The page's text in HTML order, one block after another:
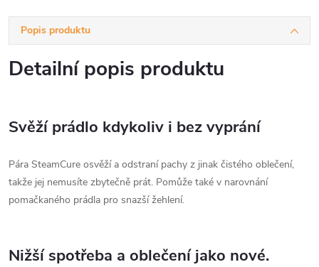
Popis produktu
Detailní popis produktu
Svěží prádlo kdykoliv i bez vyprání
Pára SteamCure osvěží a odstraní pachy z jinak čistého oblečení,
takže jej nemusíte zbytečně prát. Pomůže také v narovnání
pomačkaného prádla pro snazší žehlení.
Nižší spotřeba a oblečení jako nové.